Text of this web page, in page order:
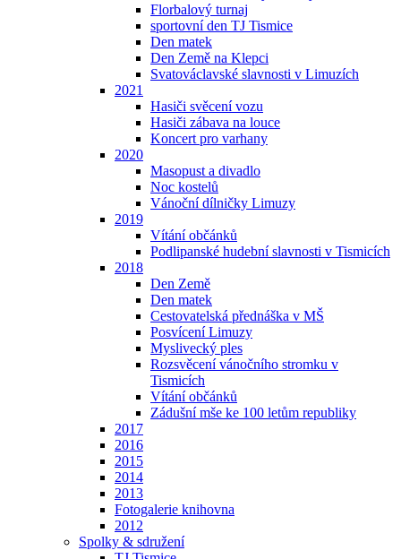
Florbalový turnaj
sportovní den TJ Tismice
Den matek
Den Země na Klepci
Svatováclavské slavnosti v Limuzích
2021
Hasiči svěcení vozu
Hasiči zábava na louce
Koncert pro varhany
2020
Masopust a divadlo
Noc kostelů
Vánoční dílničky Limuzy
2019
Vítání občánků
Podlipanské hudební slavnosti v Tismicích
2018
Den Země
Den matek
Cestovatelská přednáška v MŠ
Posvícení Limuzy
Myslivecký ples
Rozsvěcení vánočního stromku v
Tismicích
Vítání občánků
Zádušní mše ke 100 letům republiky
2017
2016
2015
2014
2013
Fotogalerie knihovna
2012
Spolky & sdružení